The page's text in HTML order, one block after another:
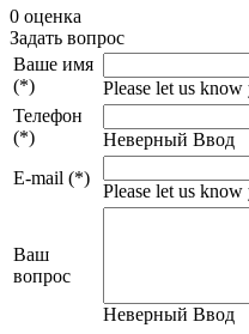
0 оценка
Задать вопрос
Ваше имя
(*)
Please let us know
Телефон
(*)
Неверный Ввод
E-mail (*)
Please let us know
Ваш
вопрос
Неверный Ввод